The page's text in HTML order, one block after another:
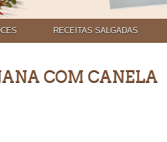
RECEITAS SALGADAS
COM CANELA